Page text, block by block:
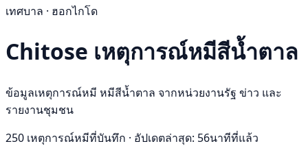
เทศบาล · ฮอกไกโด
Chitose เหตุการณ์หมีสีน้ำตาล
ข้อมูลเหตุการณ์หมี หมีสีน้ำตาล จากหน่วยงานรัฐ ข่าว และ
รายงานชุมชน
250 เหตุการณ์หมีที่บันทึก · อัปเดตล่าสุด: 56นาทีที่แล้ว